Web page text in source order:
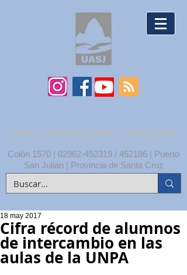
UNPA | UNIDAD ACADÉMICA SAN JULIÁN
Colón 1570 | 02962-452319 / 452186 | Puerto
San Julián | Provincia de Santa Cruz
Cifra récord de alumnos
de intercambio en las
aulas de la UNPA
18 may 2017